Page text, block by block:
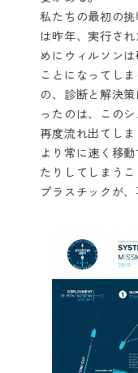
私たちの最初の
は昨年、実行さ
めにウィルソン
ことになってし
の、診断と解決
ったのは、この
再度流れ出てし
より常に速く移
たりしてしまう
プラスチックが、